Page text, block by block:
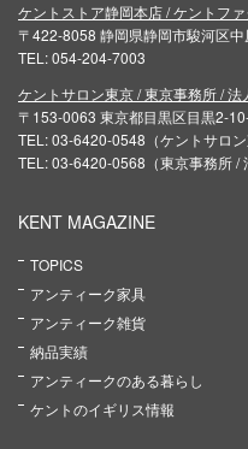
ケントストア静岡本店 / ケントフ
〒422-8058 静岡県静岡市駿河区
TEL: 054-204-7003
ケントサロン東京 / 東京事務所 / 法
〒153-0063 東京都目黒区目黒2-
TEL: 03-6420-0548（ケントサロン
TEL: 03-6420-0568（東京事務所 /
KENT MAGAZINE
TOPICS
アンティーク家具
アンティーク雑貨
納品実績
アンティークのある暮らし
ケントのイギリス情報